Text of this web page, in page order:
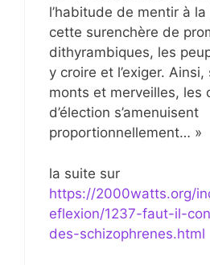
l’habitude de mentir à
cette surenchère de
dithyrambiques, les
y croire et l’exiger.
monts et merveilles, les
d’élection s’amenuisent
proportionnellement… »
la suite sur
https://2000watts.org/
eflexion/1237-faut-il-
des-schizophrenes.html